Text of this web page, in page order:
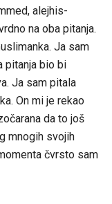
alejhis-
na oba pitanja.
Ja sam
pitanja bio bi
Ja sam pitala
On mi je rekao
da to još
mnogih svojih
čvrsto sam